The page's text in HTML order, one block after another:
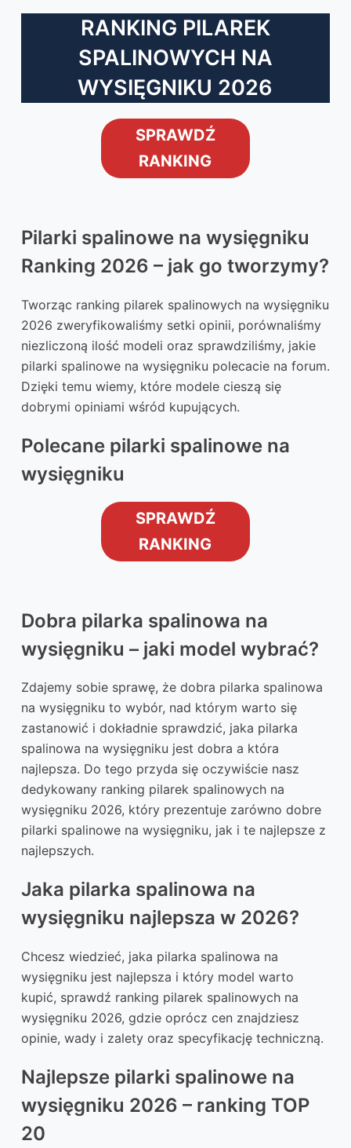
RANKING PILAREK
SPALINOWYCH NA
WYSIĘGNIKU 2026
SPRAWDŹ
RANKING
Pilarki spalinowe na wysięgniku
Ranking 2026 – jak go tworzymy?
Tworząc ranking pilarek spalinowych na wysięgniku
2026 zweryfikowaliśmy setki opinii, porównaliśmy
niezliczoną ilość modeli oraz sprawdziliśmy, jakie
pilarki spalinowe na wysięgniku polecacie na forum.
Dzięki temu wiemy, które modele cieszą się
dobrymi opiniami wśród kupujących.
Polecane pilarki spalinowe na
wysięgniku
SPRAWDŹ
RANKING
Dobra pilarka spalinowa na
wysięgniku – jaki model wybrać?
Zdajemy sobie sprawę, że dobra pilarka spalinowa
na wysięgniku to wybór, nad którym warto się
zastanowić i dokładnie sprawdzić, jaka pilarka
spalinowa na wysięgniku jest dobra a która
najlepsza. Do tego przyda się oczywiście nasz
dedykowany ranking pilarek spalinowych na
wysięgniku 2026, który prezentuje zarówno dobre
pilarki spalinowe na wysięgniku, jak i te najlepsze z
najlepszych.
Jaka pilarka spalinowa na
wysięgniku najlepsza w 2026?
Chcesz wiedzieć, jaka pilarka spalinowa na
wysięgniku jest najlepsza i który model warto
kupić, sprawdź ranking pilarek spalinowych na
wysięgniku 2026, gdzie oprócz cen znajdziesz
opinie, wady i zalety oraz specyfikację techniczną.
Najlepsze pilarki spalinowe na
wysięgniku 2026 – ranking TOP
20